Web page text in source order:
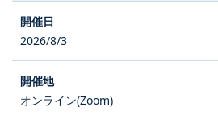
2026/8/3
オンライン(Zoom)